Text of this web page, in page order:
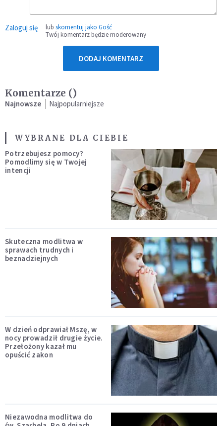
Zaloguj się lub skomentuj jako Gość
Twój komentarz będzie moderowany
DODAJ KOMENTARZ
Komentarze ()
Najnowsze Najpopularniejsze
WYBRANE DLA CIEBIE
Potrzebujesz pomocy?
Pomodlimy się w Twojej
intencji
Skuteczna modlitwa w
sprawach trudnych i
beznadziejnych
W dzień odprawiał Mszę, w
nocy prowadził drugie życie.
Przełożony kazał mu
opuścić zakon
Niezawodna modlitwa do